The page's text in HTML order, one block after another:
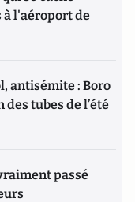
à l'aéroport de
antisémite : Boro
des tubes de l’été
passé